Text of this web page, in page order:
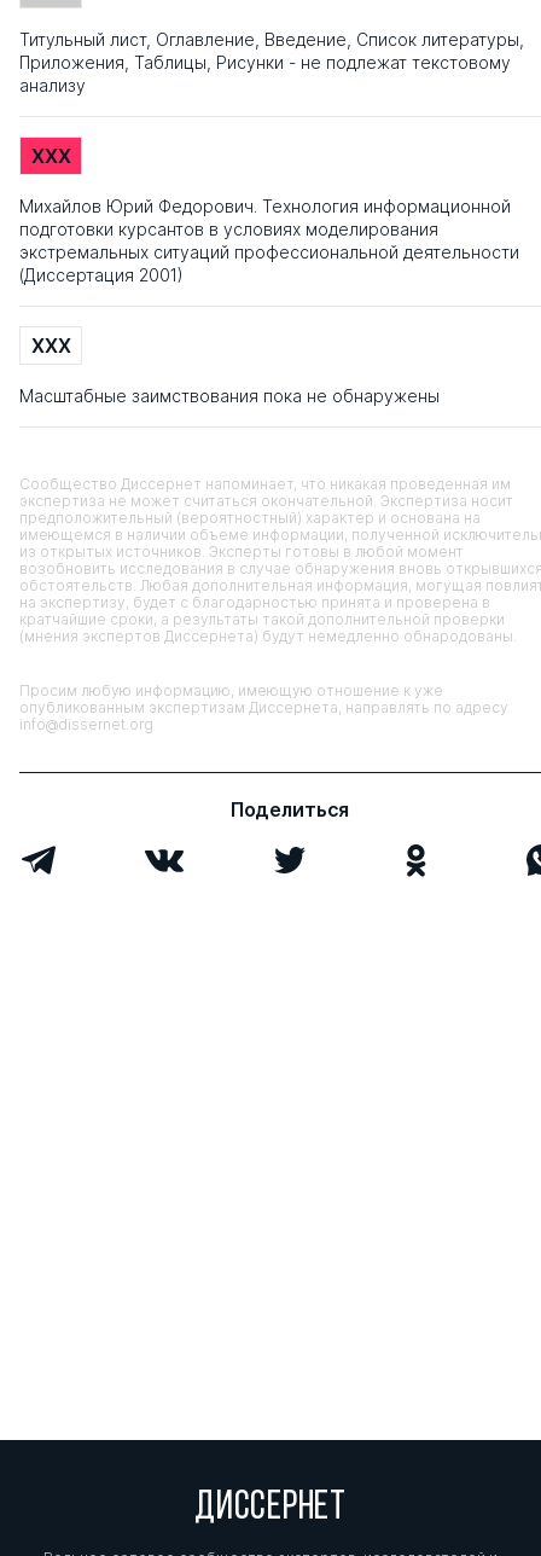
Титульный лист, Оглавление, Введение, Список литературы,
Приложения, Таблицы, Рисунки - не подлежат текстовому
анализу
XXX
Михайлов Юрий Федорович. Технология информационной
подготовки курсантов в условиях моделирования
экстремальных ситуаций профессиональной деятельности
(Диссертация 2001)
XXX
Масштабные заимствования пока не обнаружены
Сообщество Диссернет напоминает, что никакая проведенная им
экспертиза не может считаться окончательной. Экспертиза носит
предположительный (вероятностный) характер и основана на
имеющемся в наличии объеме информации, полученной
из открытых источников. Эксперты готовы в любой момент
возобновить исследования в случае обнаружения вновь
обстоятельств. Любая дополнительная информация, могущая
на экспертизу, будет с благодарностью принята и проверена в
кратчайшие сроки, а результаты такой дополнительной проверки
(мнения экспертов Диссернета) будут немедленно обнародованы.
Просим любую информацию, имеющую отношение к уже
опубликованным экспертизам Диссернета, направлять по адресу
info@dissernet.org
Поделиться
ДИССЕРНЕТ